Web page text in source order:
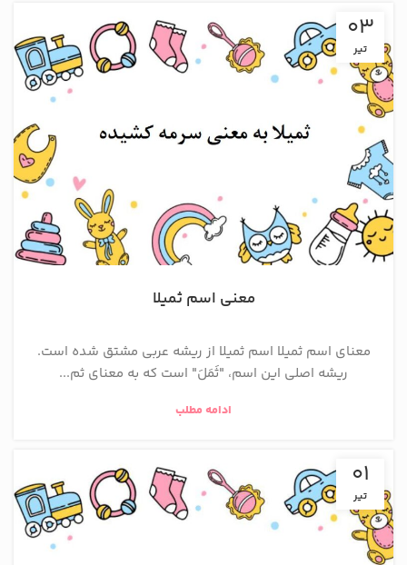
03
تیر
معنی اسم ثمیلا
معنای اسم ثمیلا اسم ثمیلا از ریشه عربی مشتق شده است.
ریشه اصلی این اسم، "ثَمَلَ" است که به معنای ثم...
ادامه مطلب
01
تیر